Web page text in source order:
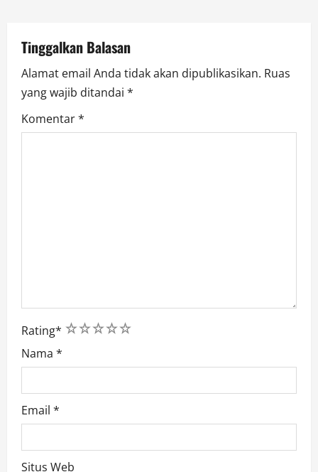
i
o
n
Tinggalkan Balasan
Alamat email Anda tidak akan dipublikasikan. Ruas
yang wajib ditandai *
Komentar*
Rating* 5
4
3
2
1
Nama *
Email *
Situs Web